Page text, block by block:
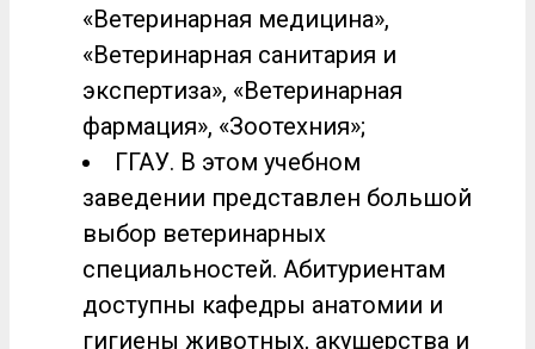
«Ветеринарная медицина»,
«Ветеринарная санитария и
экспертиза», «Ветеринарная
фармация», «Зоотехния»;
ГГАУ. В этом учебном
заведении представлен большой
выбор ветеринарных
специальностей. Абитуриентам
доступны кафедры анатомии и
гигиены животных, акушерства и